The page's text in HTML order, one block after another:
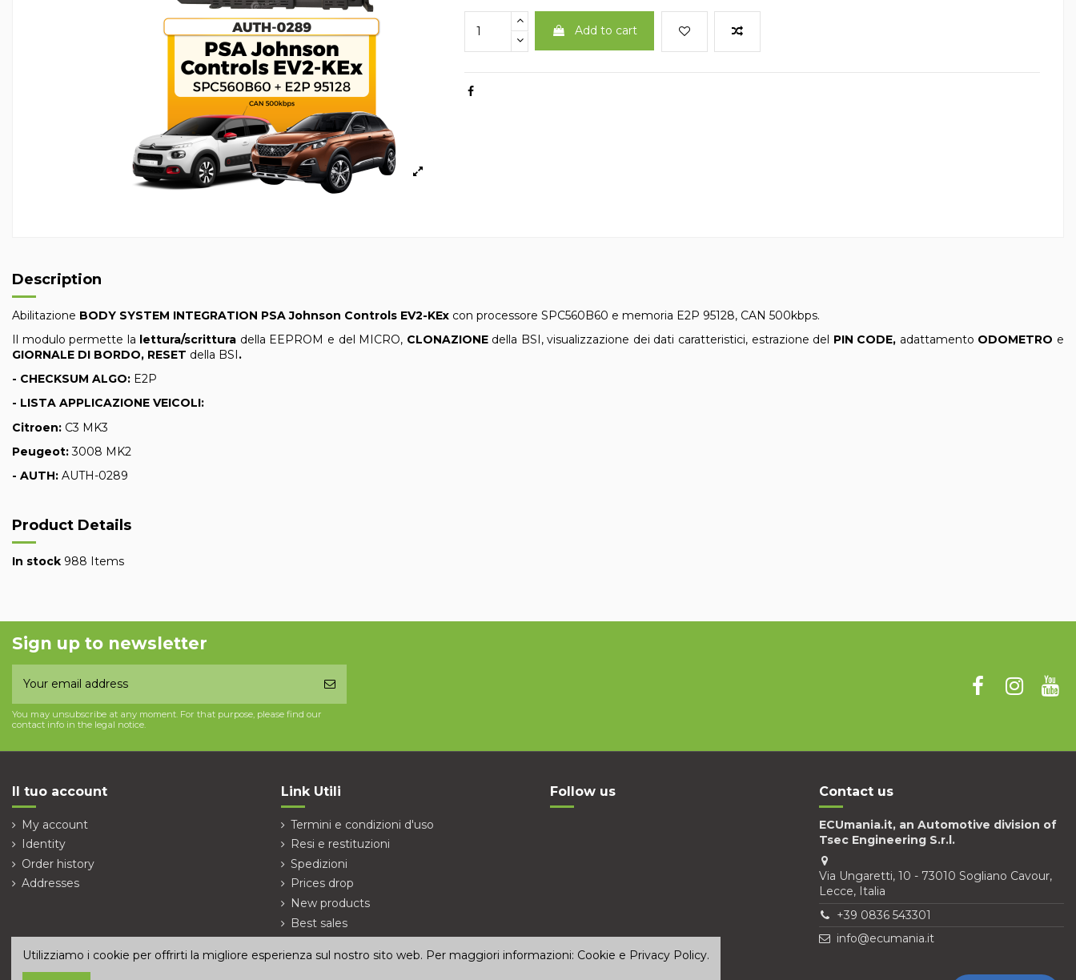
Add to cart
Description
Abilitazione BODY SYSTEM INTEGRATION PSAJohnson Controls EV2-KEx con processore SPC560B60 e memoria E2P 95128, CAN 500kbps.
Il modulo permette la lettura/scrittura della EEPROM e del MICRO, CLONAZIONEdella BSI, visualizzazione dei dati caratteristici, estrazione del PIN CODE, adattamento ODOMETRO e
GIORNALE DI BORDO, RESET della BSI.
- CHECKSUM ALGO: E2P
- LISTA APPLICAZIONE VEICOLI:
Citroen: C3 MK3
Peugeot:3008 MK2
- AUTH: AUTH-0289
Product Details
In stock 988 Items
Sign up to newsletter
You may unsubscribe at any moment. For that purpose, please find our
contact info in the legal notice.
Il tuo account
My account
Identity
Order history
Addresses
Link Utili
Termini e condizioni d'uso
Resi e restituzioni
Spedizioni
Prices drop
New products
Best sales
Follow us Contact us
ECUmania.it, an Automotive division of
Tsec Engineering S.r.l.
Via Ungaretti, 10 - 73010 Sogliano Cavour,
Lecce, Italia
+39 0836 543301
info@ecumania.it
Utilizziamo i cookie per offrirti la migliore esperienza sul nostro sito web. Per maggiori informazioni: Cookie e Privacy Policy.